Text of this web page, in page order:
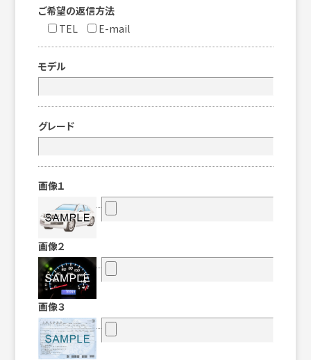
ご希望の返信方法
TEL
E-mail
モデル
グレード
画像１
画像２
画像３